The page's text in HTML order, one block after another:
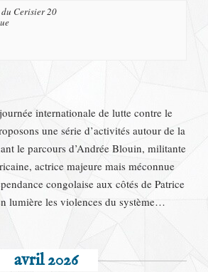
du Cerisier 20
internationale de lutte contre le
une série d’activités autour de la
le parcours d’Andrée Blouin, militante
actrice majeure mais méconnue
congolaise aux côtés de Patrice
lumière les violences du système…
avril 2026